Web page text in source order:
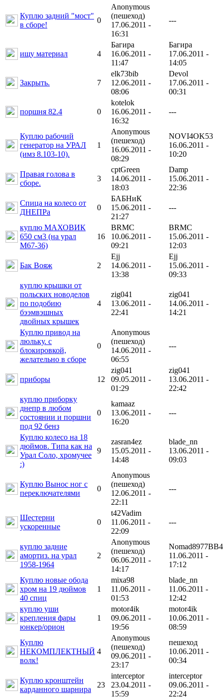
Куплю задний "мост"
в сборе!
0
Anonymous
(пешеход)
17.06.2011 -
16:31
---
ищу материал 4
Багира
16.06.2011 -
11:47
Багира
17.06.2011 -
14:05
Закрыть. 7
elk73bib
12.06.2011 -
08:06
Devol
17.06.2011 -
00:31
поршня 82.4 0
kotelok
16.06.2011 -
16:32
---
Куплю рабочий
генератор на УРАЛ
(имз 8.103-10).
1
Anonymous
(пешеход)
16.06.2011 -
08:29
NOVI4OK53
16.06.2011 -
10:20
Правая голова в
сборе.
3
cptGreen
14.06.2011 -
18:03
Damp
15.06.2011 -
22:36
Спица на колесо от
ДНЕПРа
0
БАБНиК
15.06.2011 -
21:27
---
куплю МАХОВИК
650 см3 (на урал
М67-36)
16
BRMC
10.06.2011 -
09:21
BRMC
15.06.2011 -
12:03
Бак Вояж 2
Ejj
14.06.2011 -
13:38
Ejj
15.06.2011 -
09:33
куплю крышки от
польских новоделов
по подобию
бээмвэшных
двойных крышек
4
zig041
13.06.2011 -
22:41
zig041
14.06.2011 -
14:21
Куплю привод на
люльку. с
блокировкой,
желательно в сборе
0
Anonymous
(пешеход)
14.06.2011 -
06:55
---
приборы 12
zig041
09.05.2011 -
01:29
zig041
13.06.2011 -
22:42
куплю приборку
днепр в любом
состоянии и поршни
под 92 бенз
0
kamaaz
13.06.2011 -
16:20
---
Куплю колесо на 18
дюймов. Типа как на
Урал Соло, хромучее
:)
9
zasran4ez
15.05.2011 -
14:48
blade_nn
13.06.2011 -
09:03
Куплю Вынос ног с
переключателями
0
Anonymous
(пешеход)
12.06.2011 -
22:11
---
Шестерни
ускоренные
0
t42Vadim
11.06.2011 -
22:09
---
куплю задние
амортиз. на урал
1958-1964
2
Anonymous
(пешеход)
06.06.2011 -
14:17
11.06.2011 -
17:12
Куплю новые обода
хром на 19 дюймов
40 спиц
1
mixa98
11.06.2011 -
01:53
blade_nn
11.06.2011 -
12:42
куплю уши
крепления фары
юнкер/орион
1
motor4ik
09.06.2011 -
19:56
motor4ik
10.06.2011 -
08:59
Куплю
НЕКОМПЛЕКТНЫЙ
волк!
4
Anonymous
(пешеход)
09.06.2011 -
23:17
пешеход
10.06.2011 -
00:34
Куплю кронштейн
карданного шарнира
23
interceptor
23.04.2011 -
15:59
interceptor
09.06.2011 -
22:24